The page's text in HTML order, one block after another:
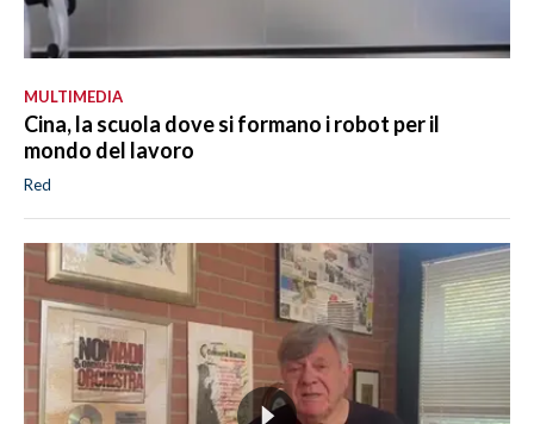
MULTIMEDIA
Cina, la scuola dove si formano i robot per il
mondo del lavoro
Red